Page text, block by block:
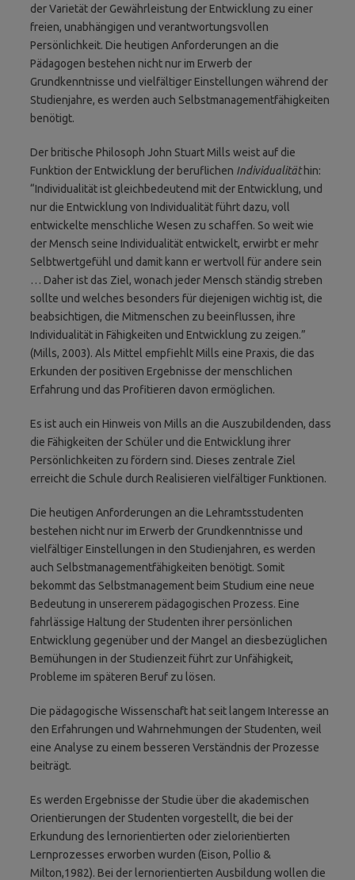
der Varietät der Gewährleistung der Entwicklung zu einer
freien, unabhängigen und verantwortungsvollen
Persönlichkeit. Die heutigen Anforderungen an die
Pädagogen bestehen nicht nur im Erwerb der
Grundkenntnisse und vielfältiger Einstellungen während der
Studienjahre, es werden auch Selbstmanagementfähigkeiten
benötigt.
Der britische Philosoph John Stuart Mills weist auf die
Funktion der Entwicklung der beruflichen Individualitäthin:
“Individualität ist gleichbedeutend mit der Entwicklung, und
nur die Entwicklung von Individualität führt dazu, voll
entwickelte menschliche Wesen zu schaffen. So weit wie
der Mensch seine Individualität entwickelt, erwirbt er mehr
Selbtwertgefühl und damit kann er wertvoll für andere sein
… Daher ist das Ziel, wonach jeder Mensch ständig streben
sollte und welches besonders für diejenigen wichtig ist, die
beabsichtigen, die Mitmenschen zu beeinflussen, ihre
Individualität in Fähigkeiten und Entwicklung zu zeigen.”
(Mills, 2003). Als Mittel empfiehlt Mills eine Praxis, die das
Erkunden der positiven Ergebnisse der menschlichen
Erfahrung und das Profitieren davon ermöglichen.
Es ist auch ein Hinweis von Mills an die Auszubildenden, dass
die Fähigkeiten der Schüler und die Entwicklung ihrer
Persönlichkeiten zu fördern sind. Dieses zentrale Ziel
erreicht die Schule durch Realisieren vielfältiger Funktionen.
Die heutigen Anforderungen an die Lehramtsstudenten
bestehen nicht nur im Erwerb der Grundkenntnisse und
vielfältiger Einstellungen in den Studienjahren, es werden
auch Selbstmanagementfähigkeiten benötigt. Somit
bekommt das Selbstmanagement beim Studium eine neue
Bedeutung in unsererem pädagogischen Prozess. Eine
fahrlässige Haltung der Studenten ihrer persönlichen
Entwicklung gegenüber und der Mangel an diesbezüglichen
Bemühungen in der Studienzeit führt zur Unfähigkeit,
Probleme im späteren Beruf zu lösen.
Die pädagogische Wissenschaft hat seit langem Interesse an
den Erfahrungen und Wahrnehmungen der Studenten, weil
eine Analyse zu einem besseren Verständnis der Prozesse
beiträgt.
Es werden Ergebnisse der Studie über die akademischen
Orientierungen der Studenten vorgestellt, die bei der
Erkundung des lernorientierten oder zielorientierten
Lernprozesses erworben wurden (Eison, Pollio &
Milton,1982). Bei der lernorientierten Ausbildung wollen die